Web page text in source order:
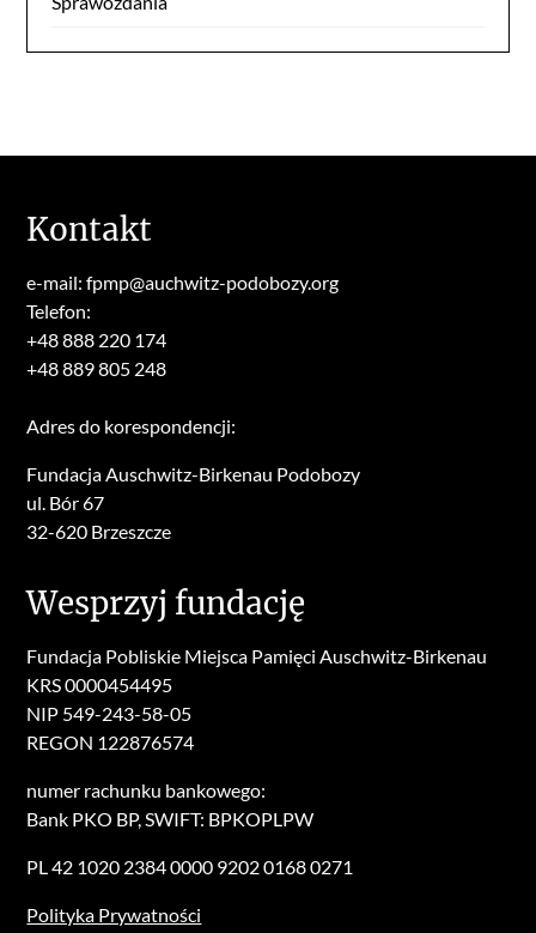
Kontakt
e-mail: fpmp@auchwitz-podobozy.org
Telefon:
+48 888 220 174
+48 889 805 248
Adres do korespondencji:
Fundacja Auschwitz-Birkenau Podobozy
ul. Bór 67
32-620 Brzeszcze
Wesprzyj fundację
Fundacja Pobliskie Miejsca Pamięci Auschwitz-Birkenau
KRS 0000454495
NIP 549-243-58-05
REGON 122876574
numer rachunku bankowego:
Bank PKO BP, SWIFT: BPKOPLPW
PL 42 1020 2384 0000 9202 0168 0271
Polityka Prywatności